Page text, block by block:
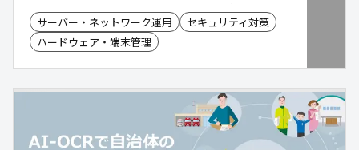
ン」に準拠し、LGWAN環境における安全なメール
運用を低コストかつスピーディに実現します。 メー
ル本文・添付ファイルの無害化から原本保管・閲覧
はの柔軟性で、これからの自治体に最適なメールセ
キュリティ環境を実現します
サーバー・ネットワーク運用
セキュリティ対策
ハードウェア・端末管理